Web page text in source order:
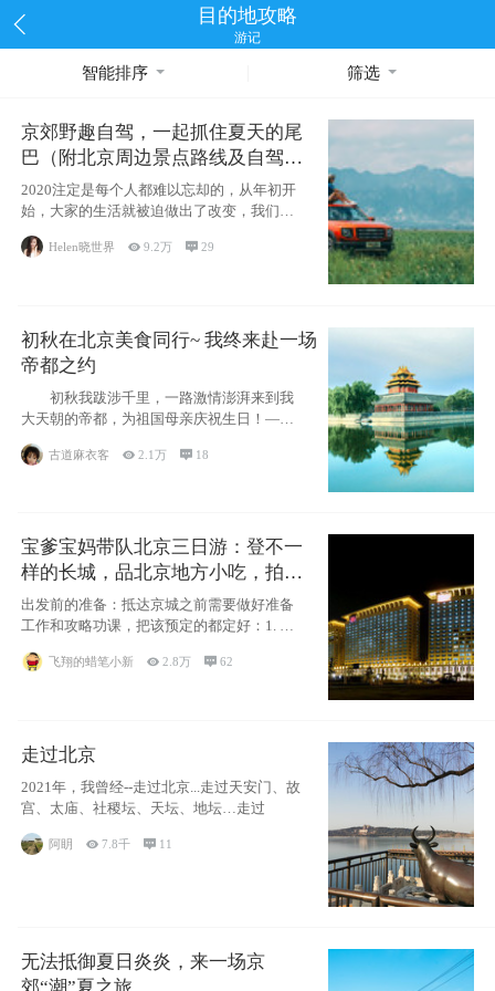
目的地攻略
游记
智能排序 筛选
京郊野趣自驾，一起抓住夏天的尾
巴（附北京周边景点路线及自驾攻
略）
2020注定是每个人都难以忘却的，从年初开
始，大家的生活就被迫做出了改变，我们也
不例外。本来双双辞职是为
Helen晓世界 9.2万 29
初秋在北京美食同行~ 我终来赴一场
帝都之约
初秋我跋涉千里，一路激情澎湃来到我
大天朝的帝都，为祖国母亲庆祝生日！——
古道麻衣客 2.1万  18
宝爹宝妈带队北京三日游：登不一
样的长城，品北京地方小吃，拍盘
古七星夜景！
出发前的准备：抵达京城之前需要做好准备
工作和攻略功课，把该预定的都定好：1. 酒
飞翔的蜡笔小新 2.8万 62
走过北京
2021年，我曾经--走过北京...走过天安门、故
宫、太庙、社稷坛、天坛、地坛…走过
阿眀 7.8千  11
无法抵御夏日炎炎，来一场京